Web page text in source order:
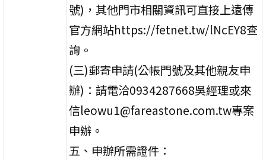
號)，其他門市相關資訊可直接上遠傳
官方網站https://fetnet.tw/lNcEY8查
詢。
(三)郵寄申請(公帳門號及其他親友申
辦)：請電洽0934287668吳經理或來
信leowu1@fareastone.com.tw專案
申辦。
五、申辦所需證件：